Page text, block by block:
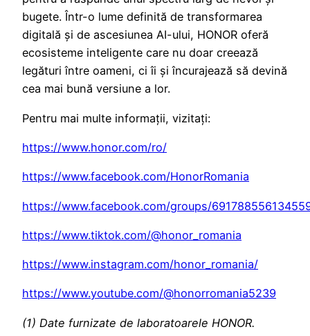
bugete. Într-o lume definită de transformarea
digitală și de ascesiunea AI-ului, HONOR oferă
ecosisteme inteligente care nu doar creează
legături între oameni, ci îi și încurajează să devină
cea mai bună versiune a lor.
Pentru mai multe informații, vizitați:
https://www.honor.com/ro/
https://www.facebook.com/HonorRomania
https://www.facebook.com/groups/
https://www.tiktok.com/@honor_romania
https://www.instagram.com/honor_romania/
https://www.youtube.com/@honorromania5239
(1) Date furnizate de laboratoarele HONOR.